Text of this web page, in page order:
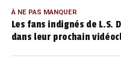
À NE PAS MANQUER
Les fans indignés de L.S.
dans leur prochain